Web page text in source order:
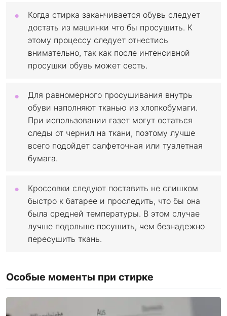
Когда стирка заканчивается обувь следует
достать из машинки что бы просушить. К
этому процессу следует отнестись
внимательно, так как после интенсивной
просушки обувь может сесть.
Для равномерного просушивания внутрь
обуви наполняют тканью из хлопкобумаги.
При использовании газет могут остаться
следы от чернил на ткани, поэтому лучше
всего подойдет салфеточная или туалетная
бумага.
Кроссовки следуют поставить не слишком
быстро к батарее и проследить, что бы она
была средней температуры. В этом случае
лучше подольше посушить, чем безнадежно
пересушить ткань.
Особые моменты при стирке